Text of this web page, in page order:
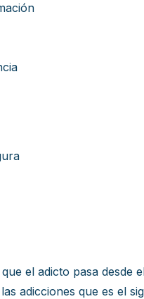
el adicto pasa
adicciones que es el